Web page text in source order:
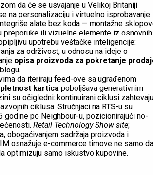
da će se usvajanje u Velikoj Britaniji
na personalizaciju i virtuelno isprobavanje
alate bez koda — montažne
preporuke ili vizuelne elemente iz osnovnih
upotrebu veštačke inteligencije:
za održivost, u odnosu na ideje o
opisa proizvoda za pokretanje
da iteriraju feed-ove sa ugrađenom
kartica poboljšava generativnim
su očigledni: kontinuirani ciklusi zahtevaju
ciklusa. Stručnjaci na RTS-u su
po Neighbour-u, pozicionirajući no-
Retail Technology Show site;
obogaćivanjem sadržaja proizvoda i
osnažuje e-commerce timove ne samo da
optimizuju samo iskustvo kupovine.